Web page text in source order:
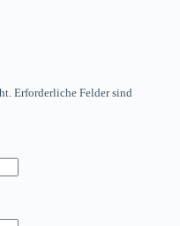
Erforderliche Felder sind